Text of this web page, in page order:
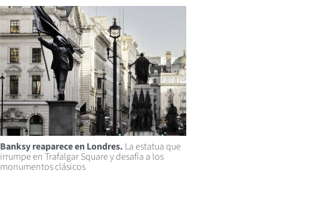
Banksy reaparece en Londres. La estatua que
irrumpe en Trafalgar Square y desafía a los
monumentos clásicos